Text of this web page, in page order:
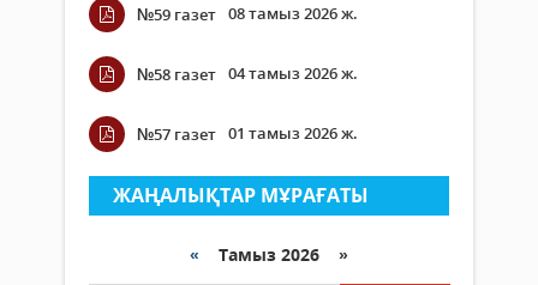
№59 газет 08 тамыз 2026 ж.
№58 газет 04 тамыз 2026 ж.
№57 газет 01 тамыз 2026 ж.
ЖАҢАЛЫҚТАР МҰРАҒАТЫ
« Тамыз 2026 »